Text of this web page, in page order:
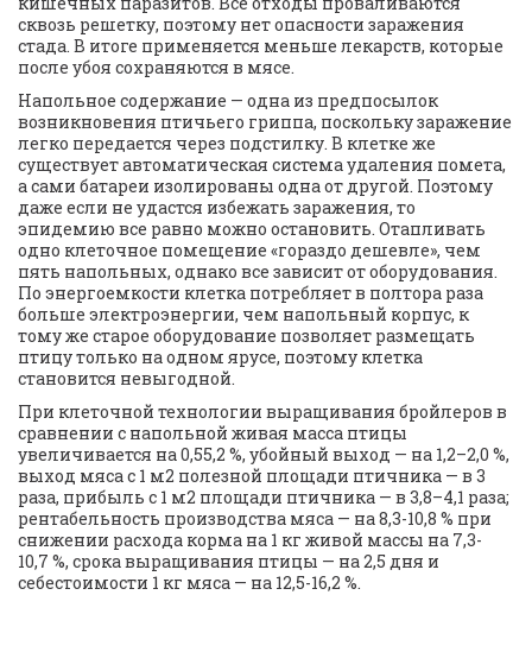
сквозь решетку, поэтому нет опасности заражения
стада. В итоге применяется меньше лекарств, которые
после убоя сохраняются в мясе.
Напольное содержание — одна из предпосылок
возникновения птичьего гриппа, поскольку заражение
легко передается через подстилку. В клетке же
существует автоматическая система удаления помета,
а сами батареи изолированы одна от другой. Поэтому
даже если не удастся избежать заражения, то
эпидемию все равно можно остановить. Отапливать
одно клеточное помещение «гораздо дешевле», чем
пять напольных, однако все зависит от оборудования.
По энергоемкости клетка потребляет в полтора раза
больше электроэнергии, чем напольный корпус, к
тому же старое оборудование позволяет размещать
птицу только на одном ярусе, поэтому клетка
становится невыгодной.
При клеточной технологии выращивания бройлеров в
сравнении с напольной живая масса птицы
увеличивается на 0,55,2 %, убойный выход — на 1,2–2,0 %,
выход мяса с 1 м2 полезной площади птичника — в 3
раза, прибыль с 1 м2 площади птичника — в 3,8–4,1 раза;
рентабельность производства мяса — на 8,3-10,8 % при
снижении расхода корма на 1 кг живой массы на 7,3-
10,7 %, срока выращивания птицы — на 2,5 дня и
себестоимости 1 кг мяса — на 12,5-16,2 %.